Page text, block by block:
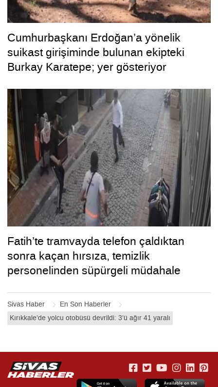
Sivas Haber
En Son Haberler
Kırıkkale’de yolcu otobüsü devrildi: 3’ü ağır 41 yaralı
Cumhurbaşkanı Erdoğan’a yönelik
suikast girişiminde bulunan ekipteki
Burkay Karatepe; yer gösteriyor
Fatih’te tramvayda telefon çaldıktan
sonra kaçan hırsıza, temizlik
personelinden süpürgeli müdahale